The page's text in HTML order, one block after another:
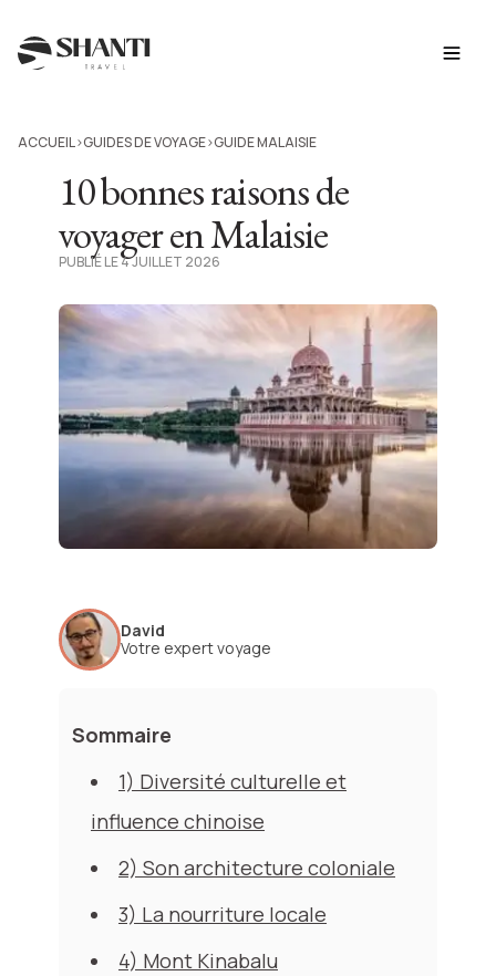
ACCUEIL>GUIDES DE VOYAGE>GUIDE MALAISIE
10 bonnes raisons de
voyager en Malaisie
PUBLIÉ LE 4 JUILLET 2026
David
Votre expert voyage
Sommaire
1) Diversité culturelle et
influence chinoise
2) Son architecture coloniale
3) La nourriture locale
4) Mont Kinabalu